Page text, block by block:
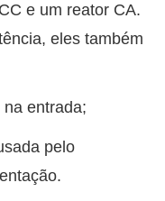
e um reator CA.
eles também
entrada;
pelo